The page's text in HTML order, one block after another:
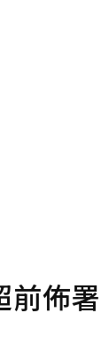
前佈